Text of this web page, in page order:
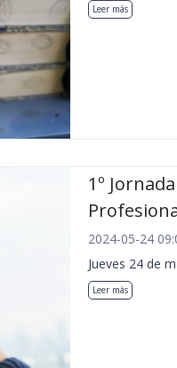
Leer más
1º
2024-05-24
Jueves 24 de
Leer más